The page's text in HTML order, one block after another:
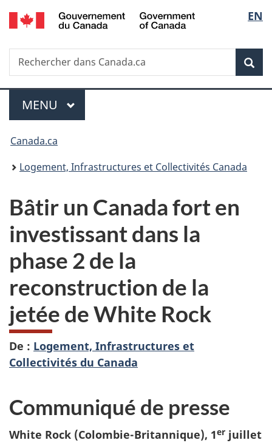
Passer
au
principal
Passer
à
Au
du
Passer
à
version
simplifiée
de
la
EN
Recherche
Rechercher
dans
Menu
MENU PRINCIPAL
Vous
êtes
Canada.ca
Logement, Infrastructures et Collectivités Canada
Bâtir un Canada fort en
investissant dans la
phase 2 de la
reconstruction de la
jetée de White Rock
De : Logement, Infrastructures et
Collectivités du Canada
Communiqué de presse
White Rock (Colombie-Britannique), 1er juillet